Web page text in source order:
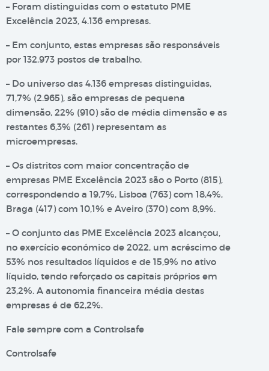
– Foram distinguidas com o estatuto PME
Excelência 2023, 4.136 empresas.
– Em conjunto, estas empresas são responsáveis
por 132.973 postos de trabalho.
– Do universo das 4.136 empresas distinguidas,
71,7% (2.965), são empresas de pequena
dimensão, 22% (910) são de média dimensão e as
restantes 6,3% (261) representam as
microempresas.
– Os distritos com maior concentração de
empresas PME Excelência 2023 são o Porto (815),
correspondendo a 19,7%, Lisboa (763) com 18,4%,
Braga (417) com 10,1% e Aveiro (370) com 8,9%.
– O conjunto das PME Excelência 2023 alcançou,
no exercício económico de 2022, um acréscimo de
53% nos resultados líquidos e de 15,9% no ativo
líquido, tendo reforçado os capitais próprios em
23,2%. A autonomia financeira média destas
empresas é de 62,2%.
Fale sempre com a Controlsafe
Controlsafe